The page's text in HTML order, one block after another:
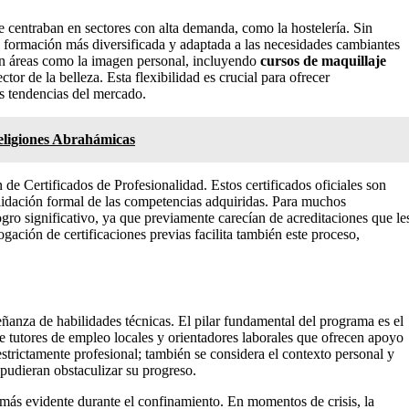
en sectores con alta demanda, como la hostelería. Sin
más diversificada y adaptada a las necesidades cambiantes
áreas como la imagen personal, incluyendo cursos de maquillaje
de la belleza. Esta flexibilidad es crucial para ofrecer
tendencias del mercado.
Abrahámicas
Certificados de Profesionalidad. Estos certificados oficiales son
formal de las competencias adquiridas. Para muchos
significativo, ya que previamente carecían de acreditaciones que
de certificaciones previas facilita también este proceso,
de habilidades técnicas. El pilar fundamental del programa es el
tutores de empleo locales y orientadores laborales que ofrecen apoyo
profesional; también se considera el contexto personal y
obstaculizar su progreso.
evidente durante el confinamiento. En momentos de crisis, la